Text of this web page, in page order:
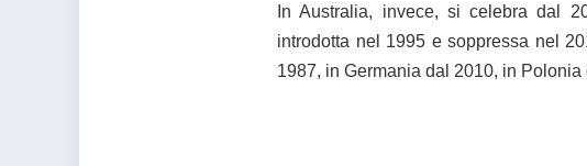
In Australia, invece, si celebra dal
introdotta nel 1995 e soppressa nel
1987, in Germania dal 2010, in